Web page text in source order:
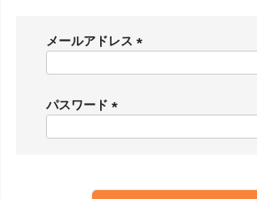
メールアドレス
)
パスワード